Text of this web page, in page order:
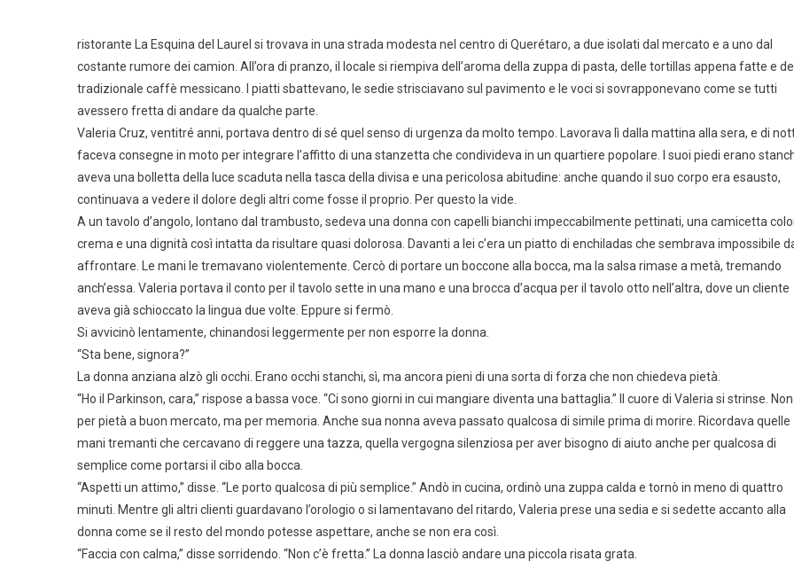
ristorante La Esquina del Laurel si trovava in una strada modesta nel centro di Querétaro, a due isolati dal mercato e a uno dal
costante rumore dei camion. All’ora di pranzo, il locale si riempiva dell’aroma della zuppa di pasta, delle tortillas appena fatte e
tradizionale caffè messicano. I piatti sbattevano, le sedie strisciavano sul pavimento e le voci si sovrapponevano come se tutti
avessero fretta di andare da qualche parte.
Valeria Cruz, ventitré anni, portava dentro di sé quel senso di urgenza da molto tempo. Lavorava lì dalla mattina alla sera, e di
faceva consegne in moto per integrare l’affitto di una stanzetta che condivideva in un quartiere popolare. I suoi piedi erano
aveva una bolletta della luce scaduta nella tasca della divisa e una pericolosa abitudine: anche quando il suo corpo era esausto,
continuava a vedere il dolore degli altri come fosse il proprio. Per questo la vide.
A un tavolo d’angolo, lontano dal trambusto, sedeva una donna con capelli bianchi impeccabilmente pettinati, una camicetta
crema e una dignità così intatta da risultare quasi dolorosa. Davanti a lei c’era un piatto di enchiladas che sembrava impossibile
affrontare. Le mani le tremavano violentemente. Cercò di portare un boccone alla bocca, ma la salsa rimase a metà, tremando
anch’essa. Valeria portava il conto per il tavolo sette in una mano e una brocca d’acqua per il tavolo otto nell’altra, dove un cliente
aveva già schioccato la lingua due volte. Eppure si fermò.
Si avvicinò lentamente, chinandosi leggermente per non esporre la donna.
“Sta bene, signora?”
La donna anziana alzò gli occhi. Erano occhi stanchi, sì, ma ancora pieni di una sorta di forza che non chiedeva pietà.
“Ho il Parkinson, cara,” rispose a bassa voce. “Ci sono giorni in cui mangiare diventa una battaglia.” Il cuore di Valeria si strinse. Non
per pietà a buon mercato, ma per memoria. Anche sua nonna aveva passato qualcosa di simile prima di morire. Ricordava quelle
mani tremanti che cercavano di reggere una tazza, quella vergogna silenziosa per aver bisogno di aiuto anche per qualcosa di
semplice come portarsi il cibo alla bocca.
“Aspetti un attimo,” disse. “Le porto qualcosa di più semplice.” Andò in cucina, ordinò una zuppa calda e tornò in meno di quattro
minuti. Mentre gli altri clienti guardavano l’orologio o si lamentavano del ritardo, Valeria prese una sedia e si sedette accanto alla
donna come se il resto del mondo potesse aspettare, anche se non era così.
“Faccia con calma,” disse sorridendo. “Non c’è fretta.” ​​La donna lasciò andare una piccola risata grata.